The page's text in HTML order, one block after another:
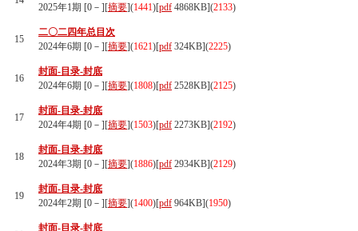
2025年1期 [0－][摘要](1441)[pdf 4868KB](2133)
15
二〇二四年总目次
2024年6期 [0－][摘要](1621)[pdf 324KB](2225)
16
封面-目录-封底
2024年6期 [0－][摘要](1808)[pdf 2528KB](2125)
17
封面-目录-封底
2024年4期 [0－][摘要](1503)[pdf 2273KB](2192)
18
封面-目录-封底
2024年3期 [0－][摘要](1886)[pdf 2934KB](2129)
19
封面-目录-封底
2024年2期 [0－][摘要](1400)[pdf 964KB](1950)
封面-目录-封底